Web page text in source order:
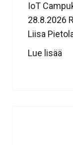
IoT
28.8.2026
Liisa
Lue lisää